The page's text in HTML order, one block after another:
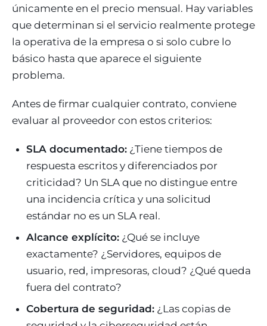
únicamente en el precio mensual. Hay variables
que determinan si el servicio realmente protege
la operativa de la empresa o si solo cubre lo
básico hasta que aparece el siguiente
problema.
Antes de firmar cualquier contrato, conviene
evaluar al proveedor con estos criterios:
SLA documentado: ¿Tiene tiempos de
respuesta escritos y diferenciados por
criticidad? Un SLA que no distingue entre
una incidencia crítica y una solicitud
estándar no es un SLA real.
Alcance explícito: ¿Qué se incluye
exactamente? ¿Servidores, equipos de
usuario, red, impresoras, cloud? ¿Qué queda
fuera del contrato?
Cobertura de seguridad: ¿Las copias de